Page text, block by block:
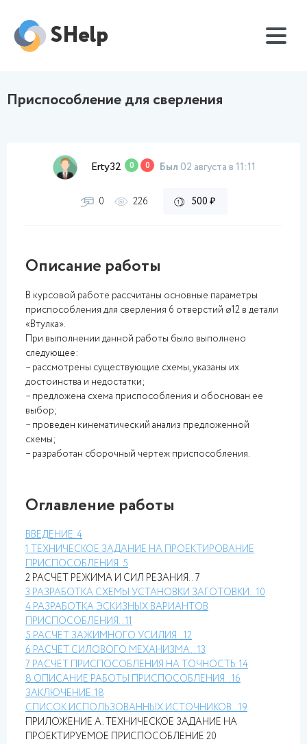
SHelp
Приспособление для сверления
Erty32 0 0 Был 02 августа в 11:11
0 226 500 ₽
Описание работы
В курсовой работе рассчитаны основные параметры
приспособления для сверления 6 отверстий ø12 в детали
«Втулка».
При выполнении данной работы было выполнено
следующее:
– рассмотрены существующие схемы, указаны их
достоинства и недостатки;
– предложена схема приспособления и обоснован ее
выбор;
– проведен кинематический анализ предложенной
схемы;
– разработан сборочный чертеж приспособления.
Оглавление работы
ВВЕДЕНИЕ. 4
1 ТЕХНИЧЕСКОЕ ЗАДАНИЕ НА ПРОЕКТИРОВАНИЕ
ПРИСПОСОБЛЕНИЯ5
2 РАСЧЕТ РЕЖИМА И СИЛ РЕЗАНИЯ.. 7
3 РАЗРАБОТКА СХЕМЫ УСТАНОВКИ ЗАГОТОВКИ.. 10
4 РАЗРАБОТКА ЭСКИЗНЫХ ВАРИАНТОВ
ПРИСПОСОБЛЕНИЯ.. 11
5 РАСЧЕТ ЗАЖИМНОГО УСИЛИЯ.. 12
6 РАСЧЕТ СИЛОВОГО МЕХАНИЗМА.. 13
7 РАСЧЕТ ПРИСПОСОБЛЕНИЯ НА ТОЧНОСТЬ. 14
8 ОПИСАНИЕ РАБОТЫ ПРИСПОСОБЛЕНИЯ.. 16
ЗАКЛЮЧЕНИЕ. 18
СПИСОК ИСПОЛЬЗОВАННЫХ ИСТОЧНИКОВ.. 19
ПРИЛОЖЕНИЕ А. ТЕХНИЧЕСКОЕ ЗАДАНИЕ НА
ПРОЕКТИРУЕМОЕ ПРИСПОСОБЛЕНИЕ 20